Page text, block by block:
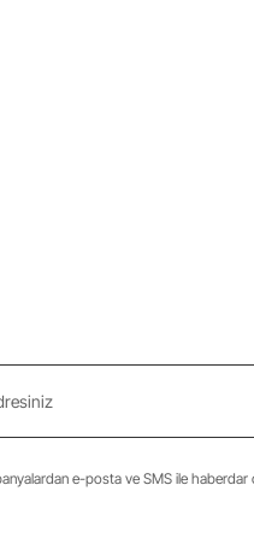
e-posta ve SMS ile